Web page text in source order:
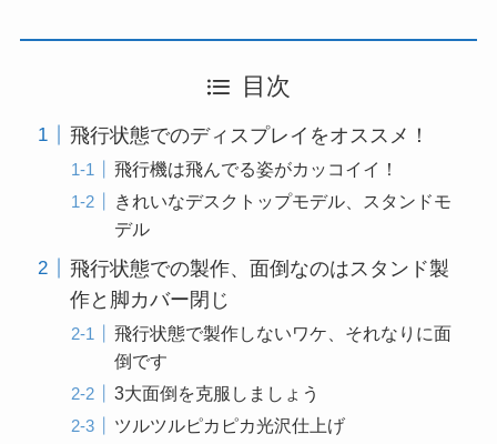
目次
飛行状態でのディスプレイをオススメ！
飛行機は飛んでる姿がカッコイイ！
きれいなデスクトップモデル、スタンドモ
デル
飛行状態での製作、面倒なのはスタンド製
作と脚カバー閉じ
飛行状態で製作しないワケ、それなりに面
倒です
3大面倒を克服しましょう
ツルツルピカピカ光沢仕上げ